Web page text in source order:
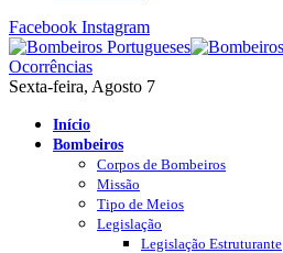
Facebook Instagram
Ocorrências
Sexta-feira, Agosto 7
Início
Bombeiros
Corpos de Bombeiros
Missão
Tipo de Meios
Legislação
Legislação Estruturante